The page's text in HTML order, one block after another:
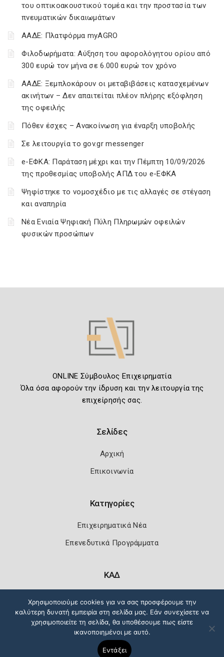
του οπτικοακουστικού τομέα και την προστασία των
πνευματικών δικαιωμάτων
ΑΑΔΕ: Πλατφόρμα myAGRO
Φιλοδωρήματα: Αύξηση του αφορολόγητου ορίου από
300 ευρώ τον μήνα σε 6.000 ευρώ τον χρόνο
ΑΑΔΕ: Ξεμπλοκάρουν οι μεταβιβάσεις κατασχεμένων
ακινήτων – Δεν απαιτείται πλέον πλήρης εξόφληση
της οφειλής
Πόθεν έσχες – Ανακοίνωση για έναρξη υποβολής
Σε λειτουργία το gov.gr messenger
e-ΕΦΚΑ: Παράταση μέχρι και την Πέμπτη 10/09/2026
της προθεσμίας υποβολής ΑΠΔ του e-ΕΦΚΑ
Ψηφίστηκε το νομοσχέδιο με τις αλλαγές σε στέγαση
και αναπηρία
Νέα Ενιαία Ψηφιακή Πύλη Πληρωμών οφειλών
φυσικών προσώπων
ONLINE Σύμβουλος Επιχειρηματία
Όλα όσα αφορούν την ίδρυση και την λειτουργία της
επιχείρησής σας.
Σελίδες
Αρχική
Επικοινωνία
Κατηγορίες
Επιχειρηματικά Νέα
Επενεδυτικά Προγράμματα
ΚΑΔ
Πολιτική Ασφάλειας
Χρησιμοποιούμε cookies για να σας προσφέρουμε την
καλύτερη δυνατή εμπειρία στη σελίδα μας. Εάν συνεχίσετε να
χρησιμοποιείτε τη σελίδα, θα υποθέσουμε πως είστε
ικανοποιημένοι με αυτό.
Εντάξει